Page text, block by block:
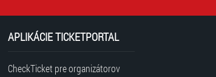
APLIKÁCIE TICKETPORTAL
CheckTicket pre organizátorov